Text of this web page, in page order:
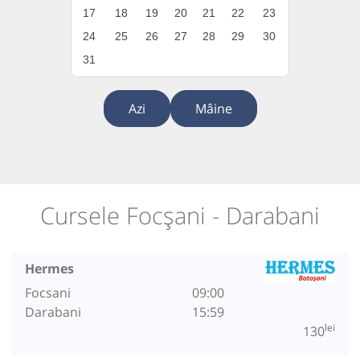
17
18 19 20 21 22
23
24
25 26 27 28 29
30
31
Azi Mâine
Cursele Focșani - Darabani
Hermes
Focsani
Darabani
09:00
15:59
130lei